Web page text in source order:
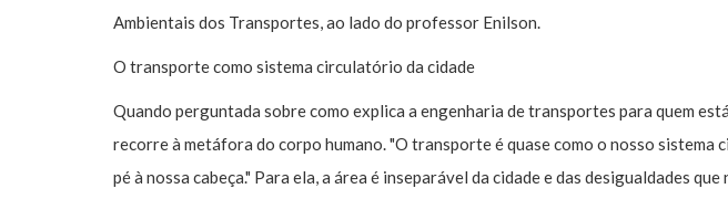
Ambientais dos Transportes, ao lado do professor Enilson.
O transporte como sistema circulatório da cidade
Quando perguntada sobre como explica a engenharia de transportes para quem
recorre à metáfora do corpo humano. "O transporte é quase como o nosso sistema
pé à nossa cabeça." Para ela, a área é inseparável da cidade e das desigualdades